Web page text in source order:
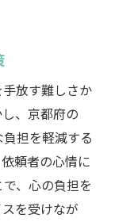
放す難しさか
、京都府の
担を軽減する
頼者の心情に
、心の負担を
を受けなが